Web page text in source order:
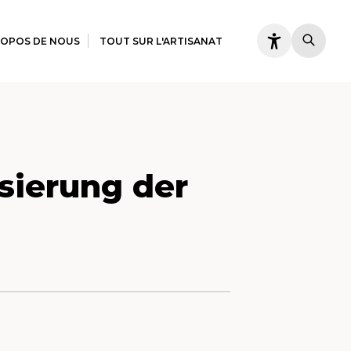
DE NOUS TOUT SUR L'ARTISANAT
der